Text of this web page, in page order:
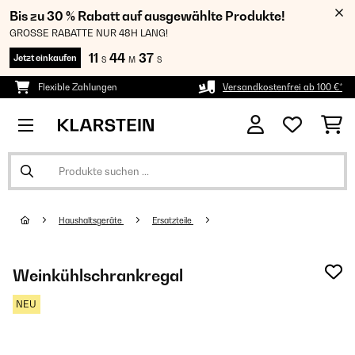
Bis zu 30 % Rabatt auf ausgewählte Produkte!
GROSSE RABATTE NUR 48H LANG!
Jetzt einkaufen 11 S 44 M 35 S
Flexible Zahlungen Versandkostenfrei ab 100 €*
Haushaltsgeräte Ersatzteile
Weinkühlschrankregal
NEU